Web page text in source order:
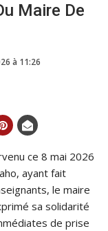
Maire De
à 11:26
ce 8 mai 2026
ayant fait
le maire
sa solidarité
de prise